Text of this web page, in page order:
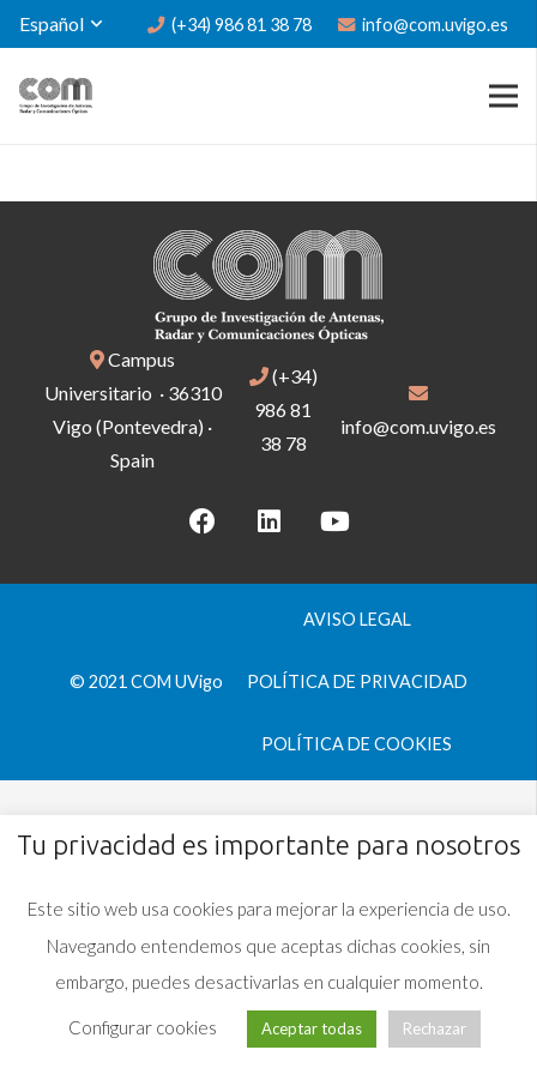
Español (+34) 986 81 38 78 info@com.uvigo.es
Campus
Universitario · 36310
Vigo (Pontevedra) ·
Spain
(+34)
986 81
38 78
info@com.uvigo.es
© 2021 COM UVigo
AVISO LEGAL
POLÍTICA DE PRIVACIDAD
POLÍTICA DE COOKIES
Tu privacidad es importante para nosotros
Este sitio web usa cookies para mejorar la experiencia de uso.
Navegando entendemos que aceptas dichas cookies, sin
embargo, puedes desactivarlas en cualquier momento.
Configurar cookies Aceptar todas Rechazar